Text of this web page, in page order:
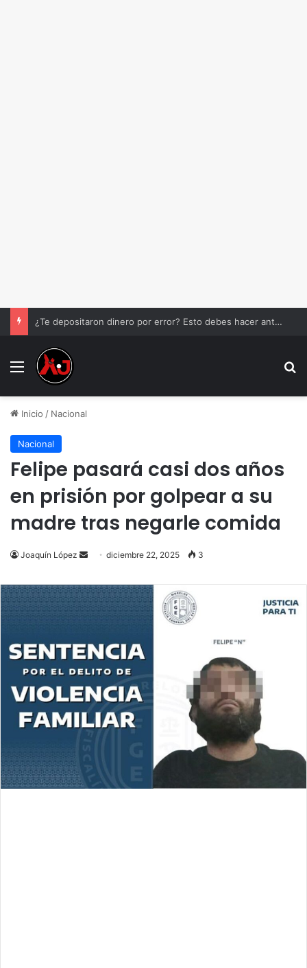
¿Te depositaron dinero por error? Esto debes hacer antes de tocarlo
Menu
Inicio / Nacional
Nacional
Felipe pasará casi dos años
en prisión por golpear a su
madre tras negarle comida
Joaquín López
Send
email
diciembre 22, 2025 3